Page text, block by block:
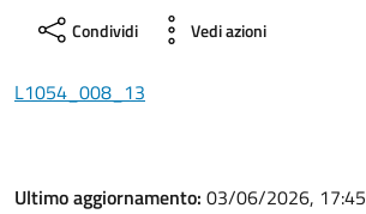
Condividi Vedi azioni
L1054_008_13
Ultimo aggiornamento: 03/06/2026, 17:45